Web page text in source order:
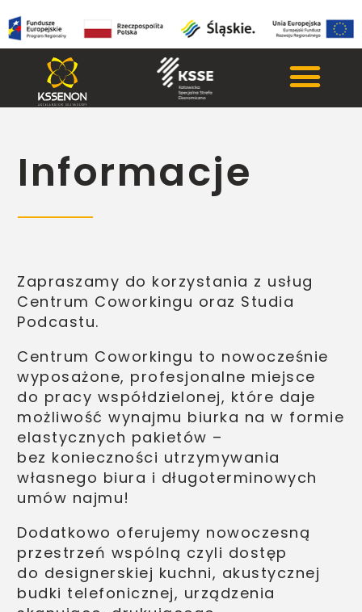
Informacje
Zapraszamy do korzystania z usług
Centrum Coworkingu oraz Studia
Podcastu.
Centrum Coworkingu to nowocześnie
wyposażone, profesjonalne miejsce
do pracy współdzielonej, które daje
możliwość wynajmu biurka na w formie
elastycznych pakietów –
bez konieczności utrzymywania
własnego biura i długoterminowych
umów najmu!
Dodatkowo oferujemy nowoczesną
przestrzeń wspólną czyli dostęp
do designerskiej kuchni, akustycznej
budki telefonicznej, urządzenia